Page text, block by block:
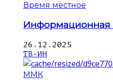
Время местное
Информационная
26.12.2025
ТВ-ИН
ММК